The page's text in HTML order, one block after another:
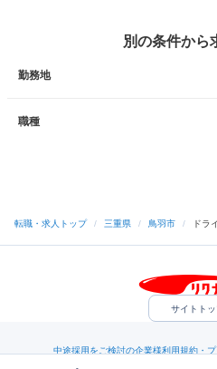
別の条件から
勤務地
職種
転職・求人トップ / 三重県 / 鳥羽市 / ドラ
サイトト
中途採用をご検討の企業様利用規約・